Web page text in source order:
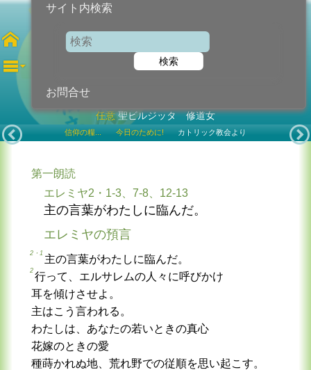
サイト内検索
検索
お問合せ
第16木曜日
任意聖ビルジッタ 修道女
信仰の糧... 今日のために! カトリック教会より
第一朗読
エレミヤ2・1-3、7-8、12-13
主の言葉がわたしに臨んだ。
エレミヤの預言
2・1
主の言葉がわたしに臨んだ。
2
行って、エルサレムの人々に呼びかけ
耳を傾けさせよ。
主はこう言われる。
わたしは、あなたの若いときの真心
花嫁のときの愛
種蒔かれぬ地、荒れ野での従順を思い起こす。